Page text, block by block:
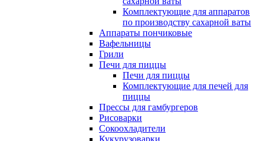
Комплектующие для аппаратов
по производству сахарной ваты
Аппараты пончиковые
Вафельницы
Грили
Печи для пиццы
Печи для пиццы
Комплектующие для печей для
пиццы
Прессы для гамбургеров
Рисоварки
Сокоохладители
Кукурузоварки